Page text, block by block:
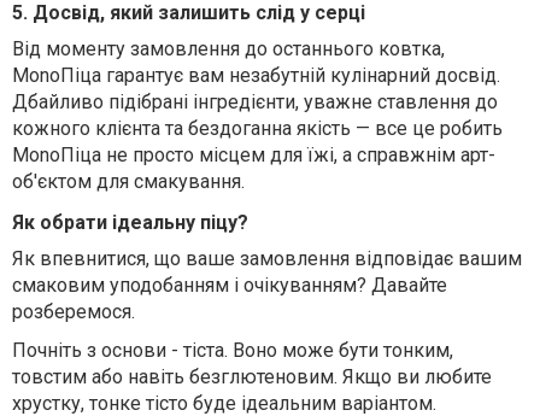
5. Досвід, який залишить слід у серці
Від моменту замовлення до останнього ковтка,
MonoПіца гарантує вам незабутній кулінарний досвід.
Дбайливо підібрані інгредієнти, уважне ставлення до
кожного клієнта та бездоганна якість — все це робить
MonoПіца не просто місцем для їжі, а справжнім арт-
об'єктом для смакування.
Як обрати ідеальну піцу?
Як впевнитися, що ваше замовлення відповідає вашим
смаковим уподобанням і очікуванням? Давайте
розберемося.
Почніть з основи - тіста. Воно може бути тонким,
товстим або навіть безглютеновим. Якщо ви любите
хрустку, тонке тісто буде ідеальним варіантом.